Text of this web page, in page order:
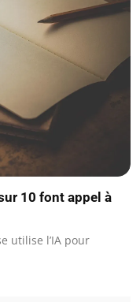
10 font appel à
utilise l’IA pour